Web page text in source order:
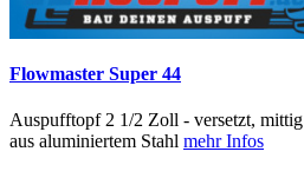
Flowmaster Super 44
Auspufftopf 2 1/2 Zoll - versetzt, mittig
aus aluminiertem Stahl mehr Infos